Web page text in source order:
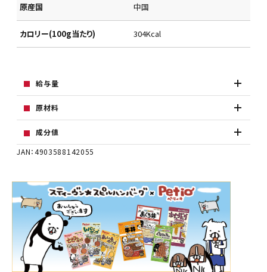
原産国 中国
カロリー(100g当たり) 304Kcal
給与量
原材料
成分値
JAN：4903588142055